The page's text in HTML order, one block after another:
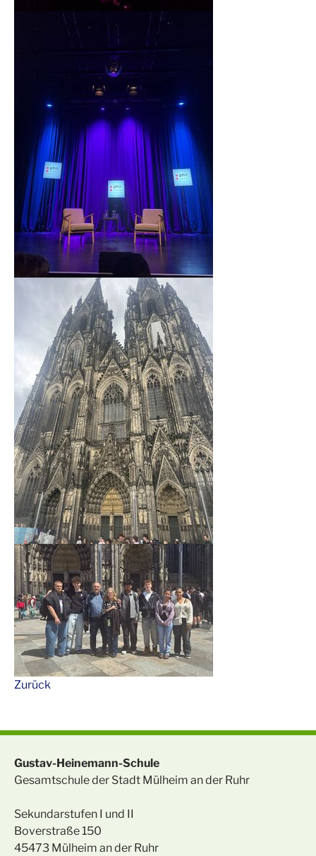
Zurück
Gustav-Heinemann-Schule
Gesamtschule der Stadt Mülheim an der Ruhr
Sekundarstufen I und II
Boverstraße 150
45473 Mülheim an der Ruhr